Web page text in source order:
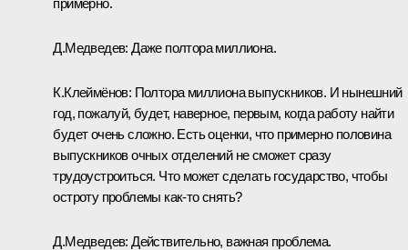
Д.Медведев: Даже полтора миллиона.
К.Клеймёнов: Полтора миллиона выпускников. И нынешний
год, пожалуй, будет, наверное, первым, когда работу найти
будет очень сложно. Есть оценки, что примерно половина
выпускников очных отделений не сможет сразу
трудоустроиться. Что может сделать государство, чтобы
остроту проблемы как‑то снять?
Д.Медведев: Действительно, важная проблема.